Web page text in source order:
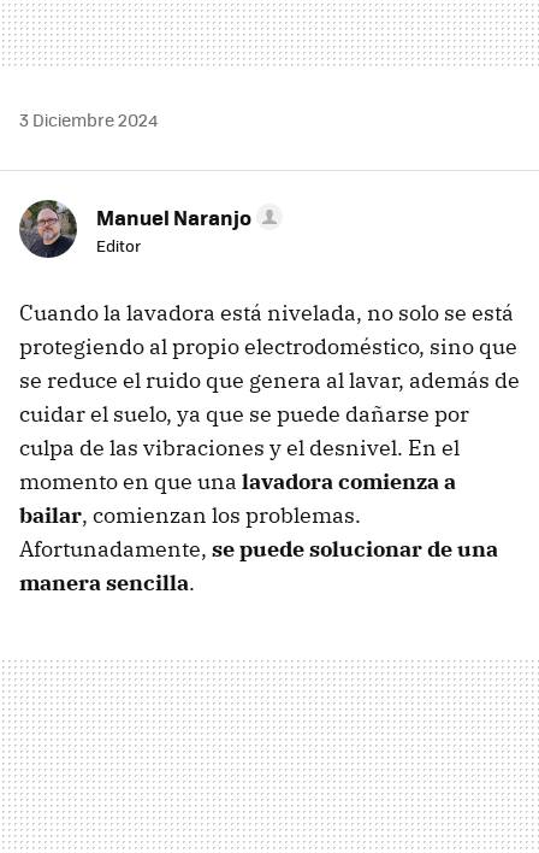
3 Diciembre 2024
Manuel Naranjo
Editor
Cuando la lavadora está nivelada, no solo se está
protegiendo al propio electrodoméstico, sino que
se reduce el ruido que genera al lavar, además de
cuidar el suelo, ya que se puede dañarse por
culpa de las vibraciones y el desnivel. En el
momento en que una lavadora comienza a
bailar, comienzan los problemas.
Afortunadamente, se puede solucionar de una
manera sencilla.